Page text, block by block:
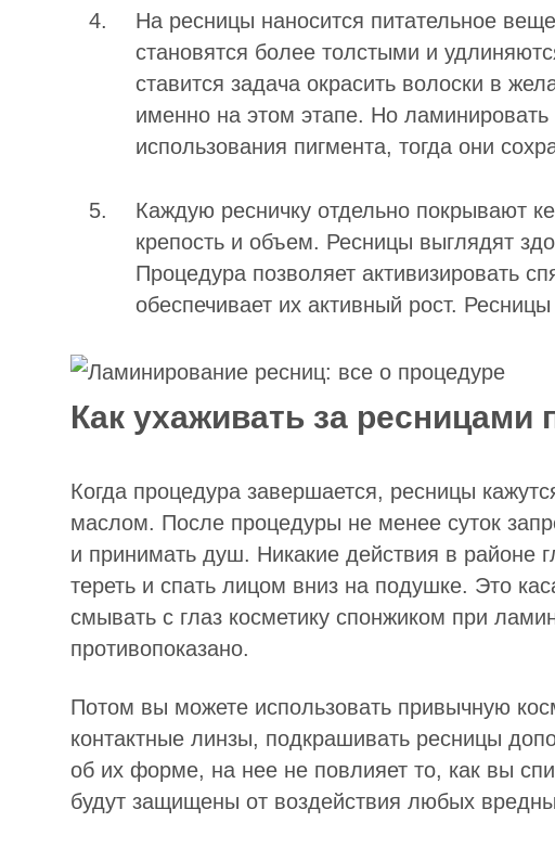
На ресницы наносится питательное
становятся более толстыми и
ставится задача окрасить волоски в
именно на этом этапе. Но
использования пигмента, тогда они
Каждую ресничку отдельно покрывают
крепость и объем. Ресницы выглядят
Процедура позволяет активизировать
обеспечивает их активный рост.
Как ухаживать за ресницами
Когда процедура завершается, ресницы
маслом. После процедуры не менее суток
и принимать душ. Никакие действия в районе
тереть и спать лицом вниз на подушке. Это
смывать с глаз косметику спонжиком при
противопоказано.
Потом вы можете использовать привычную
контактные линзы, подкрашивать ресницы
об их форме, на нее не повлияет то, как вы
будут защищены от воздействия любых